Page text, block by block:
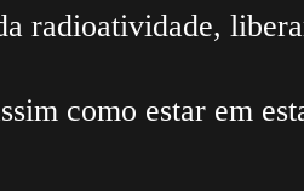
radioatividade,
como estar em